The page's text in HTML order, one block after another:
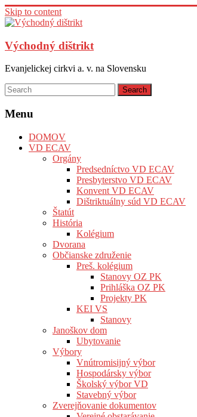
Skip to content
Východný dištrikt
Evanjelickej cirkvi a. v. na Slovensku
Menu
DOMOV
VD ECAV
Orgány
Predsedníctvo VD ECAV
Presbyterstvo VD ECAV
Konvent VD ECAV
Dištriktuálny súd VD ECAV
Štatút
História
Kolégium
Dvorana
Občianske združenie
Preš. kolégium
Stanovy OZ PK
Prihláška OZ PK
Projekty PK
KEI VS
Stanovy
Janoškov dom
Ubytovanie
Výbory
Vnútromisijný výbor
Hospodársky výbor
Školský výbor VD
Stavebný výbor
Zverejňovanie dokumentov